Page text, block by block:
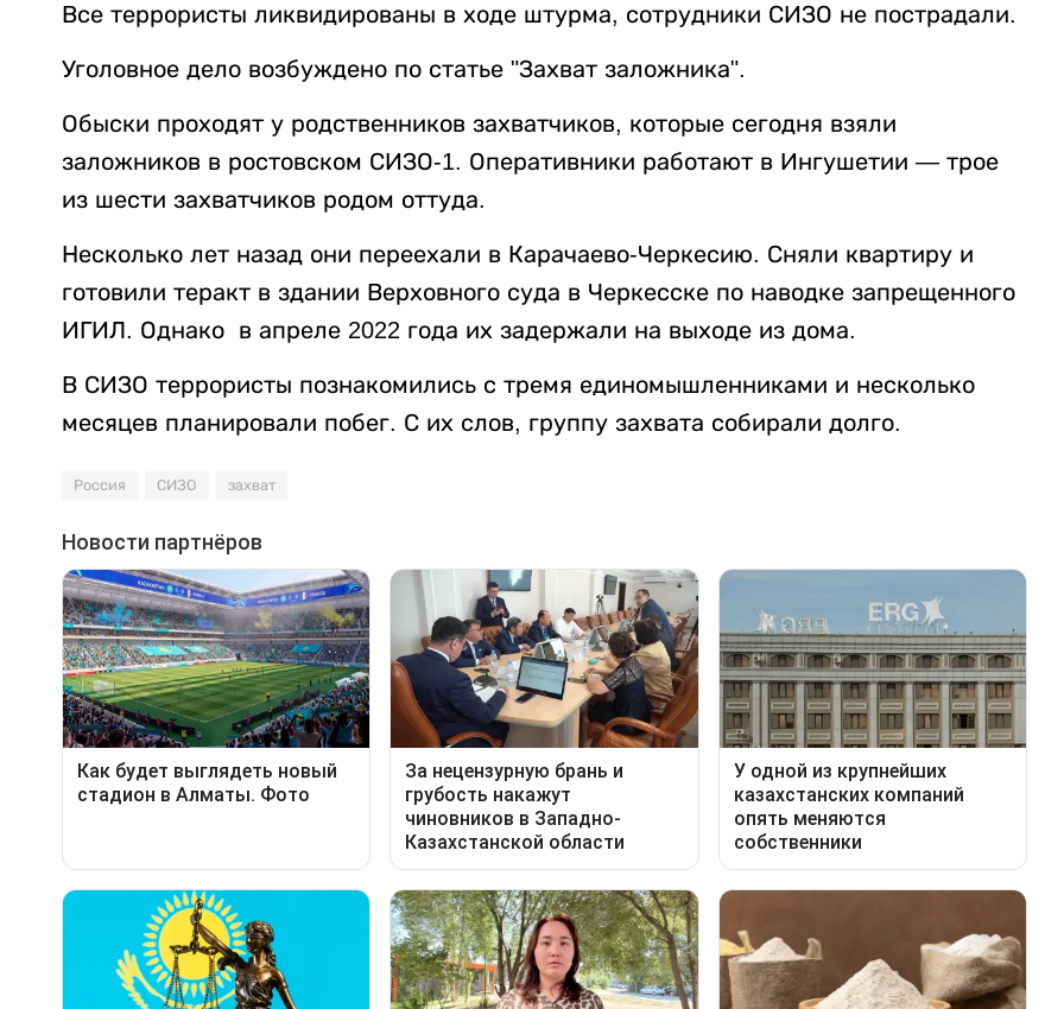
Все террористы ликвидированы в ходе штурма, сотрудники СИЗО не пострадали.
Уголовное дело возбуждено по статье "Захват заложника".
Обыски проходят у родственников захватчиков, которые сегодня взяли
заложников в ростовском СИЗО-1. Оперативники работают в Ингушетии — трое
из шести захватчиков родом оттуда.
Несколько лет назад они переехали в Карачаево-Черкесию. Сняли квартиру и
готовили теракт в здании Верховного суда в Черкесске по наводке запрещенного
ИГИЛ. Однако в апреле 2022 года их задержали на выходе из дома.
В СИЗО террористы познакомились с тремя единомышленниками и несколько
месяцев планировали побег. С их слов, группу захвата собирали долго.
Россия СИЗО захват